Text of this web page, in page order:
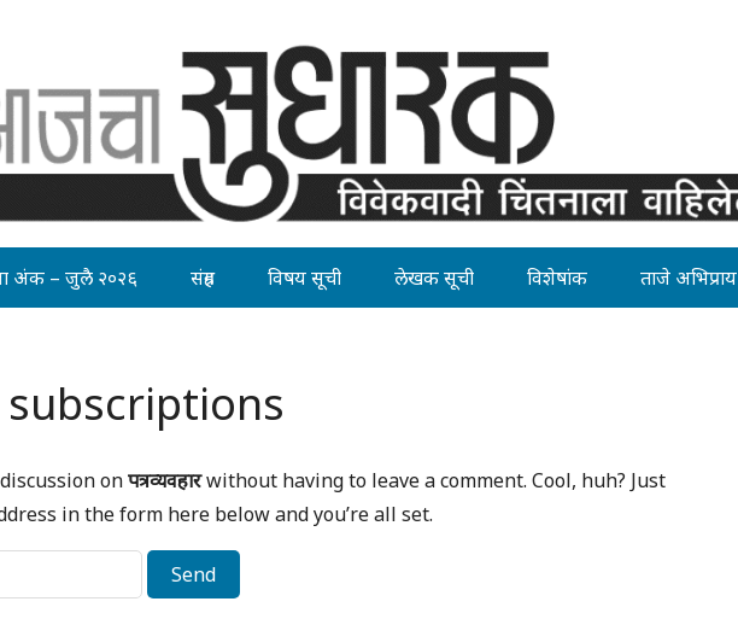
अंक – जुलै २०२६ संग्रह विषय सूची लेखक सूची विशेषांक ताजे अभिप्राय
onपत्रव्यवहारwithout having to leave a comment. Cool, huh? Just
in the form here below and you’re all set.